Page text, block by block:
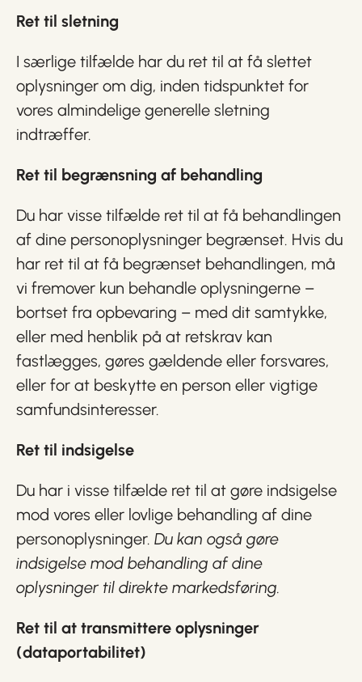
Ret til sletning
I særlige tilfælde har du ret til at få slettet
oplysninger om dig, inden tidspunktet for
vores almindelige generelle sletning
indtræffer.
Ret til begrænsning af behandling
Du har visse tilfælde ret til at få behandlingen
af dine personoplysninger begrænset. Hvis du
har ret til at få begrænset behandlingen, må
vi fremover kun behandle oplysningerne –
bortset fra opbevaring – med dit samtykke,
eller med henblik på at retskrav kan
fastlægges, gøres gældende eller forsvares,
eller for at beskytte en person eller vigtige
samfundsinteresser.
Ret til indsigelse
Du har i visse tilfælde ret til at gøre indsigelse
mod vores eller lovlige behandling af dine
personoplysninger. Du kan også gøre
indsigelse mod behandling af dine
oplysninger til direkte markedsføring.
Ret til at transmittere oplysninger
(dataportabilitet)